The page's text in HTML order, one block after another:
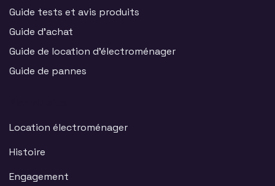
Location électroménager
Histoire
Engagement
Guide tests et avis produits
Guide d'achat
Guide de location d'électroménager
Guide de pannes